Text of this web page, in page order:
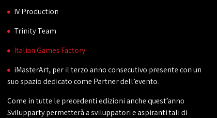
IV Production
Trinity Team
Italian Games Factory
iMasterArt, per il terzo anno consecutivo presente con un
suo spazio dedicato come Partner dell’evento.
Come in tutte le precedenti edizioni anche quest’anno
Svilupparty permetterà a sviluppatori e aspiranti tali di